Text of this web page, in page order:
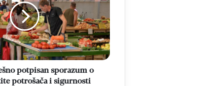
potpisan sporazum o
potrošača i sigurnosti